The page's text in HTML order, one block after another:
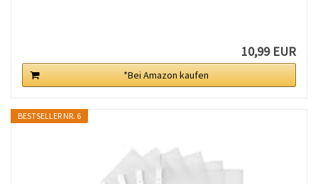
10,99 EUR
*Bei Amazon kaufen
BESTSELLER NR. 6